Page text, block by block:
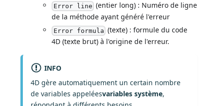
Error line (entier long) : Numéro de ligne
de la méthode ayant généré l'erreur
Error formula (texte) : formule du code
4D (texte brut) à l'origine de l'erreur.
INFO
4D gère automatiquement un certain nombre
de variables appeléesvariables système,